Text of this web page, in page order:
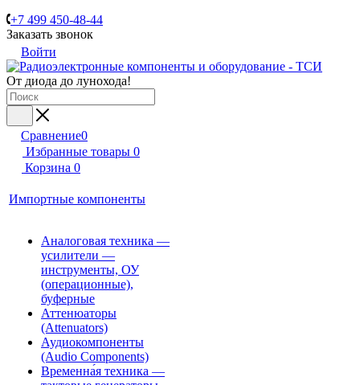
+7 499 450-48-44
Заказать звонок
Войти
От диода до лунохода!
Сравнение0
Избранные товары 0
Корзина 0
Импортные компоненты
Аналоговая техника —
усилители —
инструменты, ОУ
(операционные),
буферные
Аттенюаторы
(Attenuators)
Аудиокомпоненты
(Audio Components)
Временна́я техника —